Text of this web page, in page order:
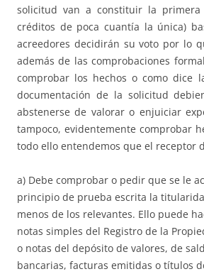
solicitud van a constituir la
créditos de poca cuantía la única)
acreedores decidirán su voto por lo
además de las comprobaciones
comprobar los hechos o como dice
documentación de la solicitud
abstenerse de valorar o enjuiciar
tampoco, evidentemente comprobar
todo ello entendemos que el receptor
a) Debe comprobar o pedir que se le
principio de prueba escrita la
menos de los relevantes. Ello puede
notas simples del Registro de la
o notas del depósito de valores, de
bancarias, facturas emitidas o títulos